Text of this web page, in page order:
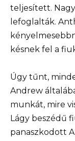
teljesített.
lefoglalták.
késnek fel a
Úgy tűnt,
Andrew
munkát, mire
Lágy beszédű
panaszkodott